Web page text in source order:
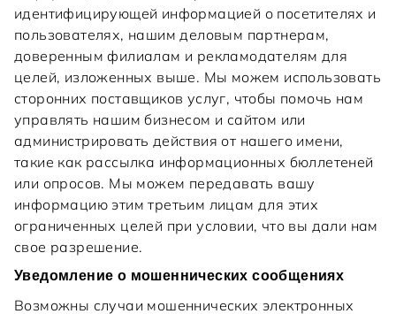
идентифицирующей информацией о посетителях и
пользователях, нашим деловым партнерам,
доверенным филиалам и рекламодателям для
целей, изложенных выше. Мы можем использовать
сторонних поставщиков услуг, чтобы помочь нам
управлять нашим бизнесом и сайтом или
администрировать действия от нашего имени,
такие как рассылка информационных бюллетеней
или опросов. Мы можем передавать вашу
информацию этим третьим лицам для этих
ограниченных целей при условии, что вы дали нам
свое разрешение.
Уведомление о мошеннических сообщениях
Возможны случаи мошеннических электронных